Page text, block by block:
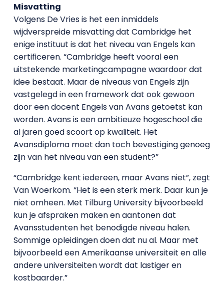
Misvatting
Volgens De Vries is het een inmiddels
wijdverspreide misvatting dat Cambridge het
enige instituut is dat het niveau van Engels kan
certificeren. “Cambridge heeft vooral een
uitstekende marketingcampagne waardoor dat
idee bestaat. Maar de niveaus van Engels zijn
vastgelegd in een framework dat ook gewoon
door een docent Engels van Avans getoetst kan
worden. Avans is een ambitieuze hogeschool die
al jaren goed scoort op kwaliteit. Het
Avansdiploma moet dan toch bevestiging genoeg
zijn van het niveau van een student?”
“Cambridge kent iedereen, maar Avans niet”, zegt
Van Woerkom. “Het is een sterk merk. Daar kun je
niet omheen. Met Tilburg University bijvoorbeeld
kun je afspraken maken en aantonen dat
Avansstudenten het benodigde niveau halen.
Sommige opleidingen doen dat nu al. Maar met
bijvoorbeeld een Amerikaanse universiteit en alle
andere universiteiten wordt dat lastiger en
kostbaarder.”